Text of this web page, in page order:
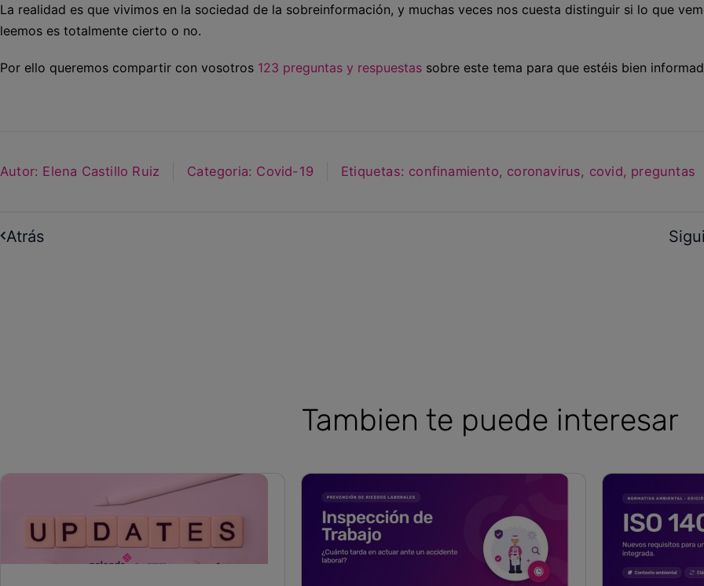
La realidad es que vivimos en la sociedad de la sobreinformación, y muchas veces nos cuesta distinguir si lo que
leemos es totalmente cierto o no.
Por ello queremos compartir con vosotros 123 preguntas y respuestas sobre este tema para que estéis bien
Autor: Elena Castillo Ruiz Categoria: Covid-19 Etiquetas: confinamiento, coronavirus, covid, preguntas
Atrás
Tambien te puede interesar